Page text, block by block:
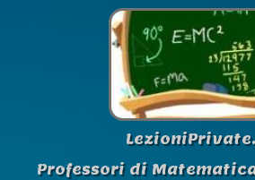
Professori di